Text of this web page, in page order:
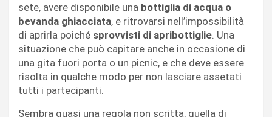
sete, avere disponibile una bottiglia di acqua o
bevanda ghiacciata, e ritrovarsi nell’impossibilità
di aprirla poiché sprovvisti di apribottiglie. Una
situazione che può capitare anche in occasione di
una gita fuori porta o un picnic, e che deve essere
risolta in qualche modo per non lasciare assetati
tutti i partecipanti.
Sembra quasi una regola non scritta, quella di